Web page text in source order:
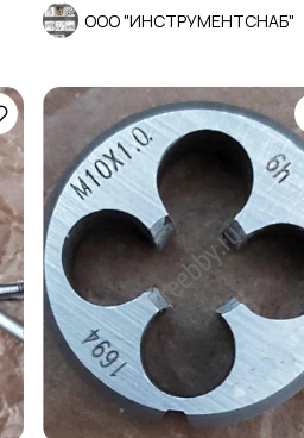
ООО "ИНСТРУМЕНТСНАБ"